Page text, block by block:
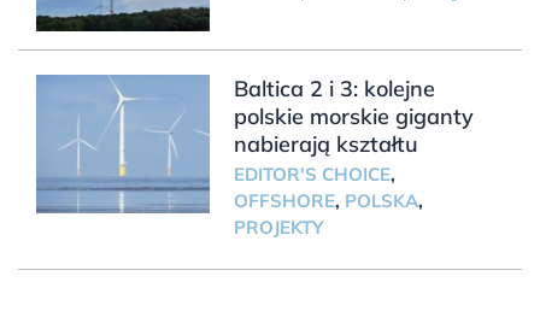
Baltica 2 i 3: kolejne
polskie morskie giganty
nabierają kształtu
EDITOR'S CHOICE,
OFFSHORE, POLSKA,
PROJEKTY